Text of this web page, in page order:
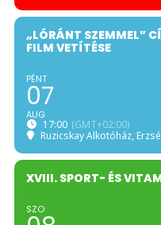
„LÓRÁNT SZEMMEL”
FILM VETÍTÉSE
PÉNT
07
AUG
17:00 (GMT+02:00)
Ruzicskay Alkotóház,
XVIII. SPORT- ÉS
SZO